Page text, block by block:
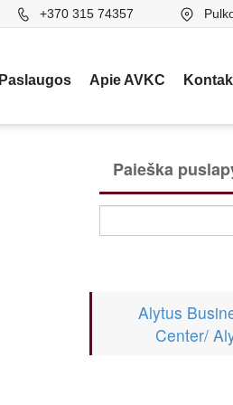
+370 315 74357
Paslaugos Apie AVKC
Paieška
Alytus
Center/